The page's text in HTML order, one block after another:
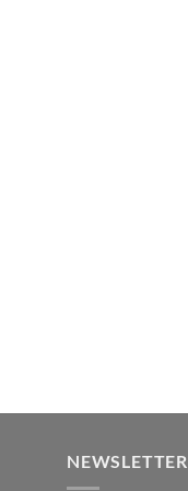
NEWSLETTER